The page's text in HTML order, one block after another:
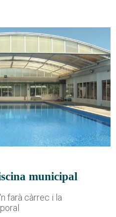
municipal
farà càrrec i la